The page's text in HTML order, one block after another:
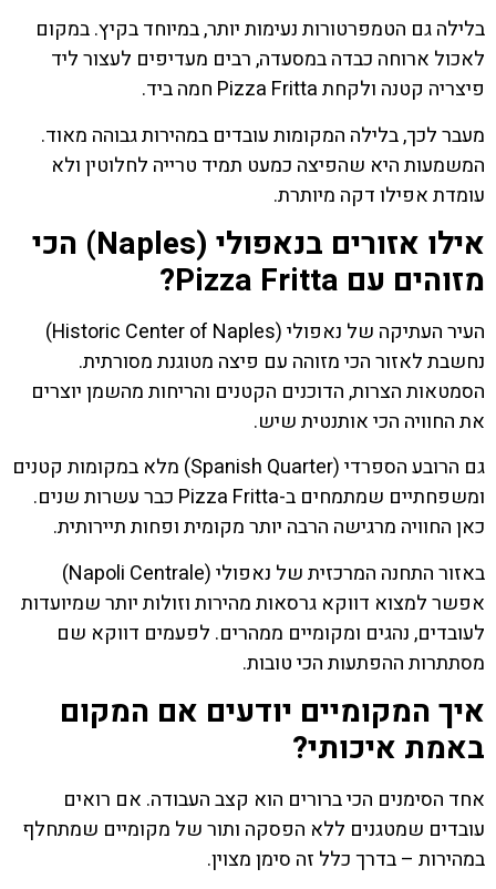
בלילה גם הטמפרטורות נעימות יותר, במיוחד בקיץ. במקום
לאכול ארוחה כבדה במסעדה, רבים מעדיפים לעצור ליד
פיצריה קטנה ולקחת Pizza Fritta חמה ביד.
מעבר לכך, בלילה המקומות עובדים במהירות גבוהה מאוד.
המשמעות היא שהפיצה כמעט תמיד טרייה לחלוטין ולא
עומדת אפילו דקה מיותרת.
אילו אזורים בנאפולי (Naples) הכי
מזוהים עם Pizza Fritta?
העיר העתיקה של נאפולי (Historic Center of Naples)
נחשבת לאזור הכי מזוהה עם פיצה מטוגנת מסורתית.
הסמטאות הצרות, הדוכנים הקטנים והריחות מהשמן יוצרים
את החוויה הכי אותנטית שיש.
גם הרובע הספרדי (Spanish Quarter) מלא במקומות קטנים
ומשפחתיים שמתמחים ב-Pizza Fritta כבר עשרות שנים.
כאן החוויה מרגישה הרבה יותר מקומית ופחות תיירותית.
באזור התחנה המרכזית של נאפולי (Napoli Centrale)
אפשר למצוא דווקא גרסאות מהירות וזולות יותר שמיועדות
לעובדים, נהגים ומקומיים ממהרים. לפעמים דווקא שם
מסתתרות ההפתעות הכי טובות.
איך המקומיים יודעים אם המקום
באמת איכותי?
אחד הסימנים הכי ברורים הוא קצב העבודה. אם רואים
עובדים שמטגנים ללא הפסקה ותור של מקומיים שמתחלף
במהירות – בדרך כלל זה סימן מצוין.